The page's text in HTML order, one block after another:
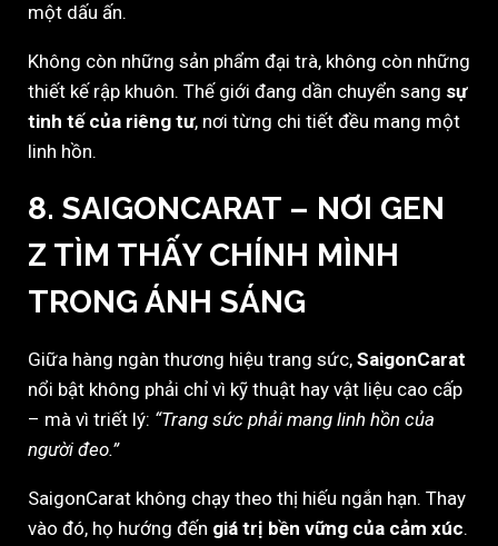
một dấu ấn.
Không còn những sản phẩm đại trà, không còn những
thiết kế rập khuôn. Thế giới đang dần chuyển sang sự
tinh tế của riêng tư, nơi từng chi tiết đều mang một
linh hồn.
8. SAIGONCARAT – NƠI GEN
Z TÌM THẤY CHÍNH MÌNH
TRONG ÁNH SÁNG
Giữa hàng ngàn thương hiệu trang sức, SaigonCarat
nổi bật không phải chỉ vì kỹ thuật hay vật liệu cao cấp
– mà vì triết lý: “Trang sức phải mang linh hồn của
người đeo.”
SaigonCarat không chạy theo thị hiếu ngắn hạn. Thay
vào đó, họ hướng đến giá trị bền vững của cảm xúc.